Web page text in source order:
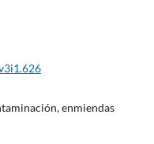
enmiendas